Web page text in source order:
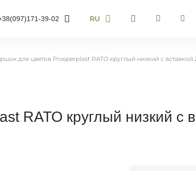
(097)171-39-02
RU
EN
для цветов Prosperplast RATO круглый низкий с вставкой
RATO круглый низкий с